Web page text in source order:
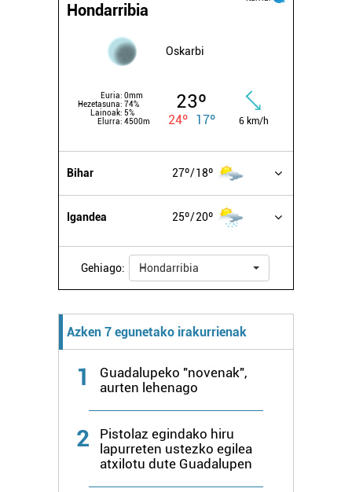
Hondarribia
Oskarbi
Euria: 0mm
Hezetasuna: 74%
Lainoak: 5%
Elurra: 4500m
23º
24º 17º 6 km/h
Bihar 27º 18º
Igandea 25º 20º
Gehiago: Hondarribia
Azken 7 egunetako irakurrienak
1
Guadalupeko "novenak",
aurten lehenago
2
Pistolaz egindako hiru
lapurreten ustezko egilea
atxilotu dute Guadalupen